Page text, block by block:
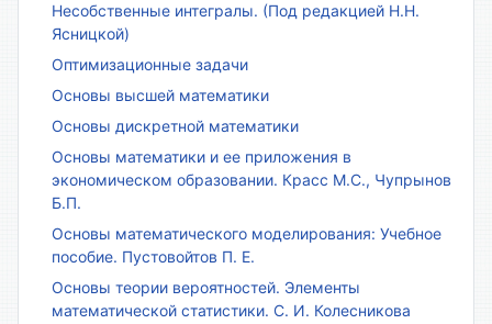
Несобственные интегралы. (Под редакцией Н.Н.
Ясницкой)
Оптимизационные задачи
Основы высшей математики
Основы дискретной математики
Основы математики и ее приложения в
экономическом образовании. Красс М.С., Чупрынов
Б.П.
Основы математического моделирования: Учебное
пособие. Пустовойтов П. Е.
Основы теории вероятностей. Элементы
математической статистики. С. И. Колесникова